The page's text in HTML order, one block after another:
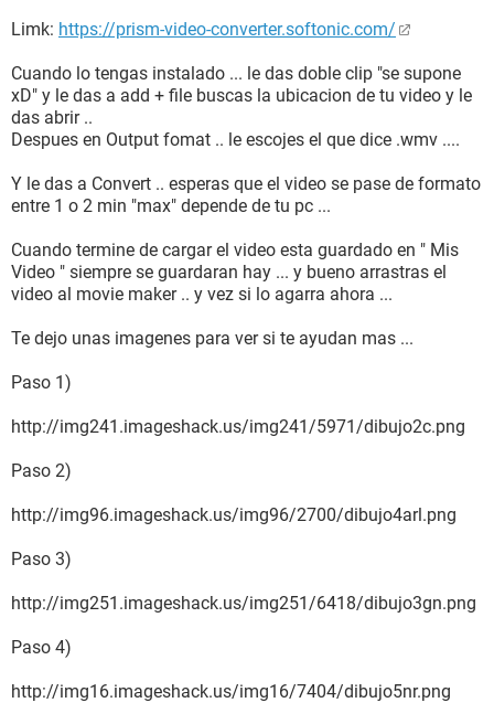
Limk: https://prism-video-converter.softonic.com/
Cuando lo tengas instalado ... le das doble clip "se supone
xD" y le das a add + file buscas la ubicacion de tu video y le
das abrir ..
Despues en Output fomat .. le escojes el que dice .wmv ....
Y le das a Convert .. esperas que el video se pase de formato
entre 1 o 2 min "max" depende de tu pc ...
Cuando termine de cargar el video esta guardado en " Mis
Video " siempre se guardaran hay ... y bueno arrastras el
video al movie maker .. y vez si lo agarra ahora ...
Te dejo unas imagenes para ver si te ayudan mas ...
Paso 1)
http://img241.imageshack.us/img241/5971/dibujo2c.png
Paso 2)
http://img96.imageshack.us/img96/2700/dibujo4arl.png
Paso 3)
http://img251.imageshack.us/img251/6418/dibujo3gn.png
Paso 4)
http://img16.imageshack.us/img16/7404/dibujo5nr.png